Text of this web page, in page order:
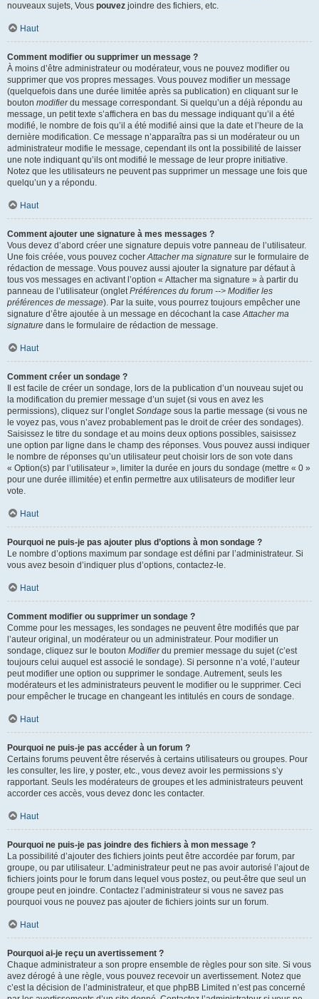
nouveaux sujets, Vous pouvez joindre des fichiers, etc.
Haut
Comment modifier ou supprimer un message ?
À moins d’être administrateur ou modérateur, vous ne pouvez modifier ou
supprimer que vos propres messages. Vous pouvez modifier un message
(quelquefois dans une durée limitée après sa publication) en cliquant sur le
bouton modifierdu message correspondant. Si quelqu’un a déjà répondu au
message, un petit texte s’affichera en bas du message indiquant qu’il a été
modifié, le nombre de fois qu’il a été modifié ainsi que la date et l’heure de la
dernière modification. Ce message n’apparaîtra pas si un modérateur ou un
administrateur modifie le message, cependant ils ont la possibilité de laisser
une note indiquant qu’ils ont modifié le message de leur propre initiative.
Notez que les utilisateurs ne peuvent pas supprimer un message une fois que
quelqu’un y a répondu.
Haut
Comment ajouter une signature à mes messages ?
Vous devez d’abord créer une signature depuis votre panneau de l’utilisateur.
Une fois créée, vous pouvez cocherAttacher ma signature sur le formulaire de
rédaction de message. Vous pouvez aussi ajouter la signature par défaut à
tous vos messages en activant l’option « Attacher ma signature » à partir du
panneau de l’utilisateur (ongletPréférences du forum --> Modifier les
préférences de message). Par la suite, vous pourrez toujours empêcher une
signature d’être ajoutée à un message en décochant la caseAttacher ma
signature dans le formulaire de rédaction de message.
Haut
Comment créer un sondage ?
Il est facile de créer un sondage, lors de la publication d’un nouveau sujet ou
la modification du premier message d’un sujet (si vous en avez les
permissions), cliquez sur l’ongletSondage sous la partie message (si vous ne
le voyez pas, vous n’avez probablement pas le droit de créer des sondages).
Saisissez le titre du sondage et au moins deux options possibles, saisissez
une option par ligne dans le champ des réponses. Vous pouvez aussi indiquer
le nombre de réponses qu’un utilisateur peut choisir lors de son vote dans
« Option(s) par l’utilisateur », limiter la durée en jours du sondage (mettre « 0 »
pour une durée illimitée) et enfin permettre aux utilisateurs de modifier leur
vote.
Haut
Pourquoi ne puis-je pas ajouter plus d’options à mon sondage ?
Le nombre d’options maximum par sondage est défini par l’administrateur. Si
vous avez besoin d’indiquer plus d’options, contactez-le.
Haut
Comment modifier ou supprimer un sondage ?
Comme pour les messages, les sondages ne peuvent être modifiés que par
l’auteur original, un modérateur ou un administrateur. Pour modifier un
sondage, cliquez sur le bouton Modifierdu premier message du sujet (c’est
toujours celui auquel est associé le sondage). Si personne n’a voté, l’auteur
peut modifier une option ou supprimer le sondage. Autrement, seuls les
modérateurs et les administrateurs peuvent le modifier ou le supprimer. Ceci
pour empêcher le trucage en changeant les intitulés en cours de sondage.
Haut
Pourquoi ne puis-je pas accéder à un forum ?
Certains forums peuvent être réservés à certains utilisateurs ou groupes. Pour
les consulter, les lire, y poster, etc., vous devez avoir les permissions s’y
rapportant. Seuls les modérateurs de groupes et les administrateurs peuvent
accorder ces accès, vous devez donc les contacter.
Haut
Pourquoi ne puis-je pas joindre des fichiers à mon message ?
La possibilité d’ajouter des fichiers joints peut être accordée par forum, par
groupe, ou par utilisateur. L’administrateur peut ne pas avoir autorisé l’ajout de
fichiers joints pour le forum dans lequel vous postez, ou peut-être que seul un
groupe peut en joindre. Contactez l’administrateur si vous ne savez pas
pourquoi vous ne pouvez pas ajouter de fichiers joints sur un forum.
Haut
Pourquoi ai-je reçu un avertissement ?
Chaque administrateur a son propre ensemble de règles pour son site. Si vous
avez dérogé à une règle, vous pouvez recevoir un avertissement. Notez que
c’est la décision de l’administrateur, et que phpBB Limited n’est pas concerné